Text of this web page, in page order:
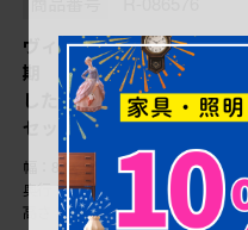
ヴィンテージ建具 昭和後
期 明るい木色とすっきりと
した格子が魅力の障子戸4枚
セット (R-086576)
幅：875㎜
奥行：35㎜
高さ：1,810㎜